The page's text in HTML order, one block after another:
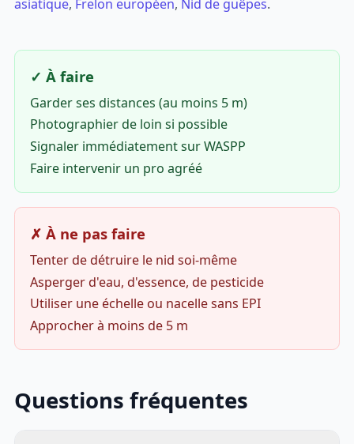
asiatique, Frelon européen, Nid de guêpes.
✓ À faire
Garder ses distances (au moins 5 m)
Photographier de loin si possible
Signaler immédiatement sur WASPP
Faire intervenir un pro agréé
✗ À ne pas faire
Tenter de détruire le nid soi-même
Asperger d'eau, d'essence, de pesticide
Utiliser une échelle ou nacelle sans EPI
Approcher à moins de 5 m
Questions fréquentes